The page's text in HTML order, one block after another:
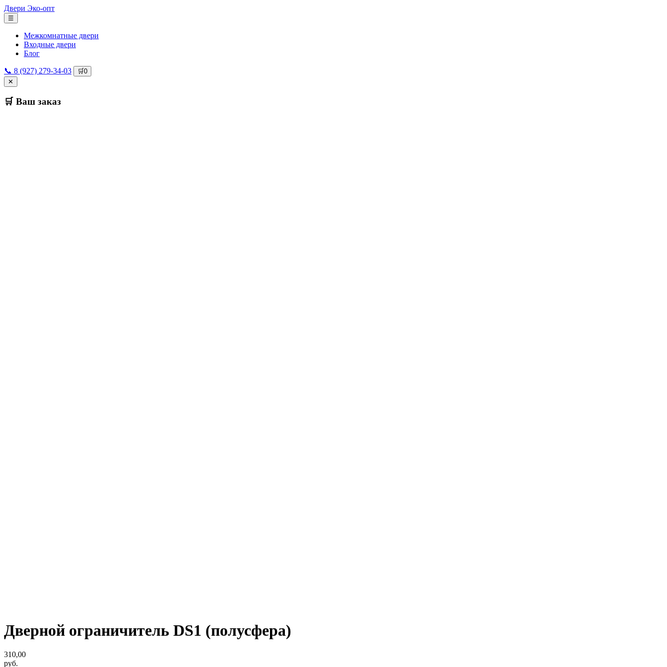
Двери Эко-опт
☰
Межкомнатные двери
Входные двери
Блог
📞 8 (927) 279-34-03 🛒0
✕
🛒 Ваш заказ
Дверной ограничитель DS1 (полусфера)
310,00
руб.